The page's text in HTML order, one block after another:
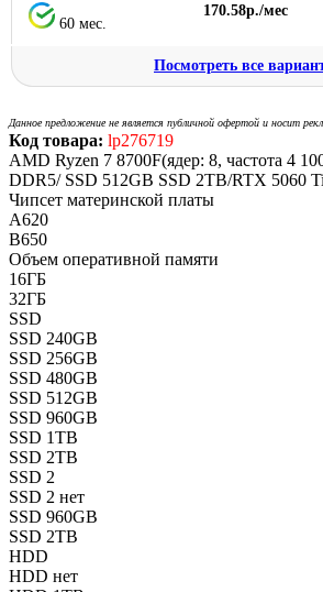
60 мес.
170.58р./мес
Посмотреть все
Данное предложение не является публичной офертой и носит
Код товара: lp276719
AMD Ryzen 7 8700F(ядер: 8, частота 4
DDR5/ SSD 512GB SSD 2TB/RTX 5060
Чипсет материнской платы
A620
B650
Объем оперативной памяти
16ГБ
32ГБ
SSD
SSD 240GB
SSD 256GB
SSD 480GB
SSD 512GB
SSD 960GB
SSD 1TB
SSD 2TB
SSD 2
SSD 2 нет
SSD 960GB
SSD 2TB
HDD
HDD нет